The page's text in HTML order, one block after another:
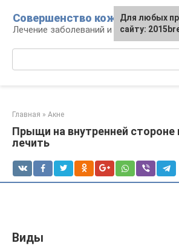
контенту
Совершенство кожи
Лечение заболеваний и уход за кожей
Главная » Акне
Прыщи на внутренней стороне
лечить
Виды
Для любых
сайту: